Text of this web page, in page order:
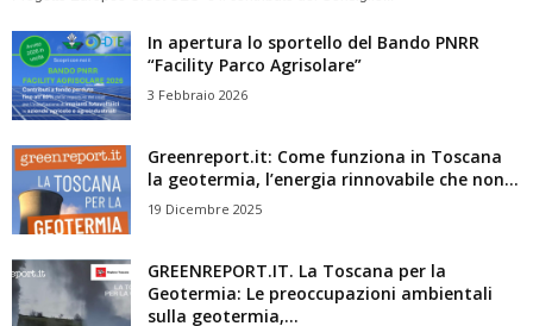
In apertura lo sportello del Bando PNRR
“Facility Parco Agrisolare”
3 Febbraio 2026
Greenreport.it: Come funziona in Toscana
la geotermia, l’energia rinnovabile che non...
19 Dicembre 2025
GREENREPORT.IT. La Toscana per la
Geotermia: Le preoccupazioni ambientali
sulla geotermia,...